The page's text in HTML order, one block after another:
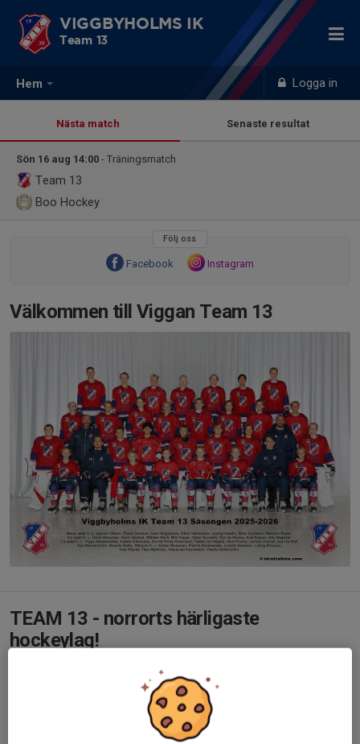
Hem Logga in
VIGGBYHOLMS IK
Team 13
Nästa match Senaste resultat
Sön 16 aug 14:00 - Träningsmatch
Team 13
Boo Hockey
Följ oss
Facebook Instagram
Välkommen till Viggan Team 13
TEAM 13 - norrorts härligaste
hockeylag!